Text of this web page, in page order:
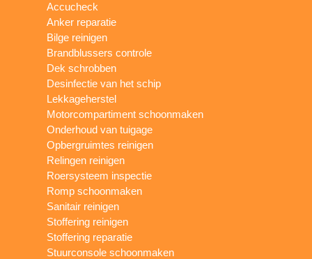
Accucheck
Anker reparatie
Bilge reinigen
Brandblussers controle
Dek schrobben
Desinfectie van het schip
Lekkageherstel
Motorcompartiment schoonmaken
Onderhoud van tuigage
Opbergruimtes reinigen
Relingen reinigen
Roersysteem inspectie
Romp schoonmaken
Sanitair reinigen
Stoffering reinigen
Stoffering reparatie
Stuurconsole schoonmaken